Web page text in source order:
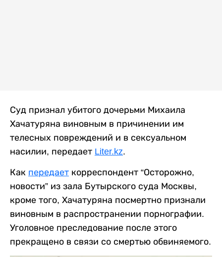
Суд признал убитого дочерьми Михаила
Хачатуряна виновным в причинении им
телесных повреждений и в сексуальном
насилии, передает Liter.kz.
Как передает корреспондент “Осторожно,
новости” из зала Бутырского суда Москвы,
кроме того, Хачатуряна посмертно признали
виновным в распространении порнографии.
Уголовное преследование после этого
прекращено в связи со смертью обвиняемого.